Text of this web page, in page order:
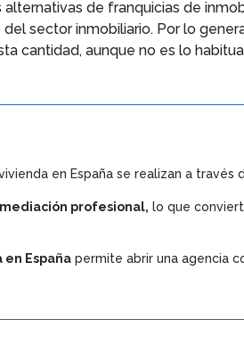
de franquicias de
sector inmobiliario. Por lo
cantidad, aunque no es lo
en España se realizan a través
profesional, lo que
España permite abrir una agencia